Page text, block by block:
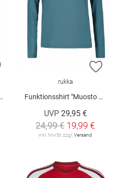
ZUR WUNSCHLISTE HINZUFÜGEN
ZUR
rukka
Funktionsshirt "Muosto V2"
UVP 29,95 €
24,99 € 19,99 €
inkl. MwSt. zzgl. Versand